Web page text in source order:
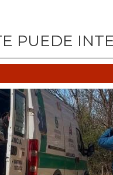
PUEDE